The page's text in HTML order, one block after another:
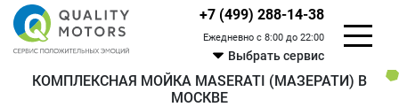
+7 (499) 288-14-38
Ежедневно с 8:00 до 22:00
Выбрать сервис
КОМПЛЕКСНАЯ МОЙКА MASERATI (МАЗЕРАТИ) В
МОСКВЕ